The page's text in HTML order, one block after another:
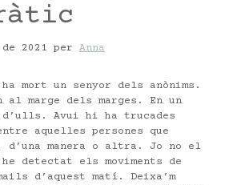
2021 per Anna
mort un senyor dels anònims.
al marge dels marges. En un
Avui hi ha trucades
aquelles persones que
d’una manera o altra. Jo no el
detectat els moviments de
d’aquest matí. Deixa’m